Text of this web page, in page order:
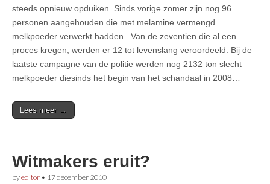
steeds opnieuw opduiken. Sinds vorige zomer zijn nog 96
personen aangehouden die met melamine vermengd
melkpoeder verwerkt hadden. Van de zeventien die al een
proces kregen, werden er 12 tot levenslang veroordeeld. Bij de
laatste campagne van de politie werden nog 2132 ton slecht
melkpoeder diesinds het begin van het schandaal in 2008…
Lees meer →
Witmakers eruit?
byeditor • 17 december 2010